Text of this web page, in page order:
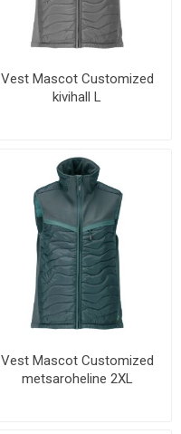
Vest Mascot Customized
kivihall L
Vest Mascot Customized
metsaroheline 2XL